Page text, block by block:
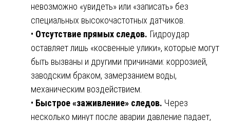
невозможно «увидеть» или «записать» без
специальных высокочастотных датчиков.
• Отсутствие прямых следов. Гидроудар
оставляет лишь «косвенные улики», которые могут
быть вызваны и другими причинами: коррозией,
заводским браком, замерзанием воды,
механическим воздействием.
• Быстрое «заживление» следов. Через
несколько минут после аварии давление падает,